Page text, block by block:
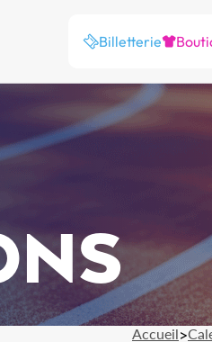
Billetterie
Accueil>